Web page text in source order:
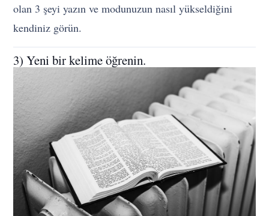
olan 3 şeyi yazın ve modunuzun nasıl yükseldiğini
kendiniz görün.
3) Yeni bir kelime öğrenin.